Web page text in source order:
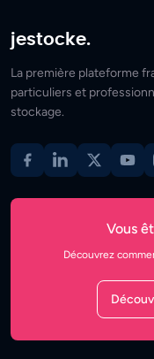
jestocke.
La première plateforme
particuliers et
stockage.
Vous
Découvrez